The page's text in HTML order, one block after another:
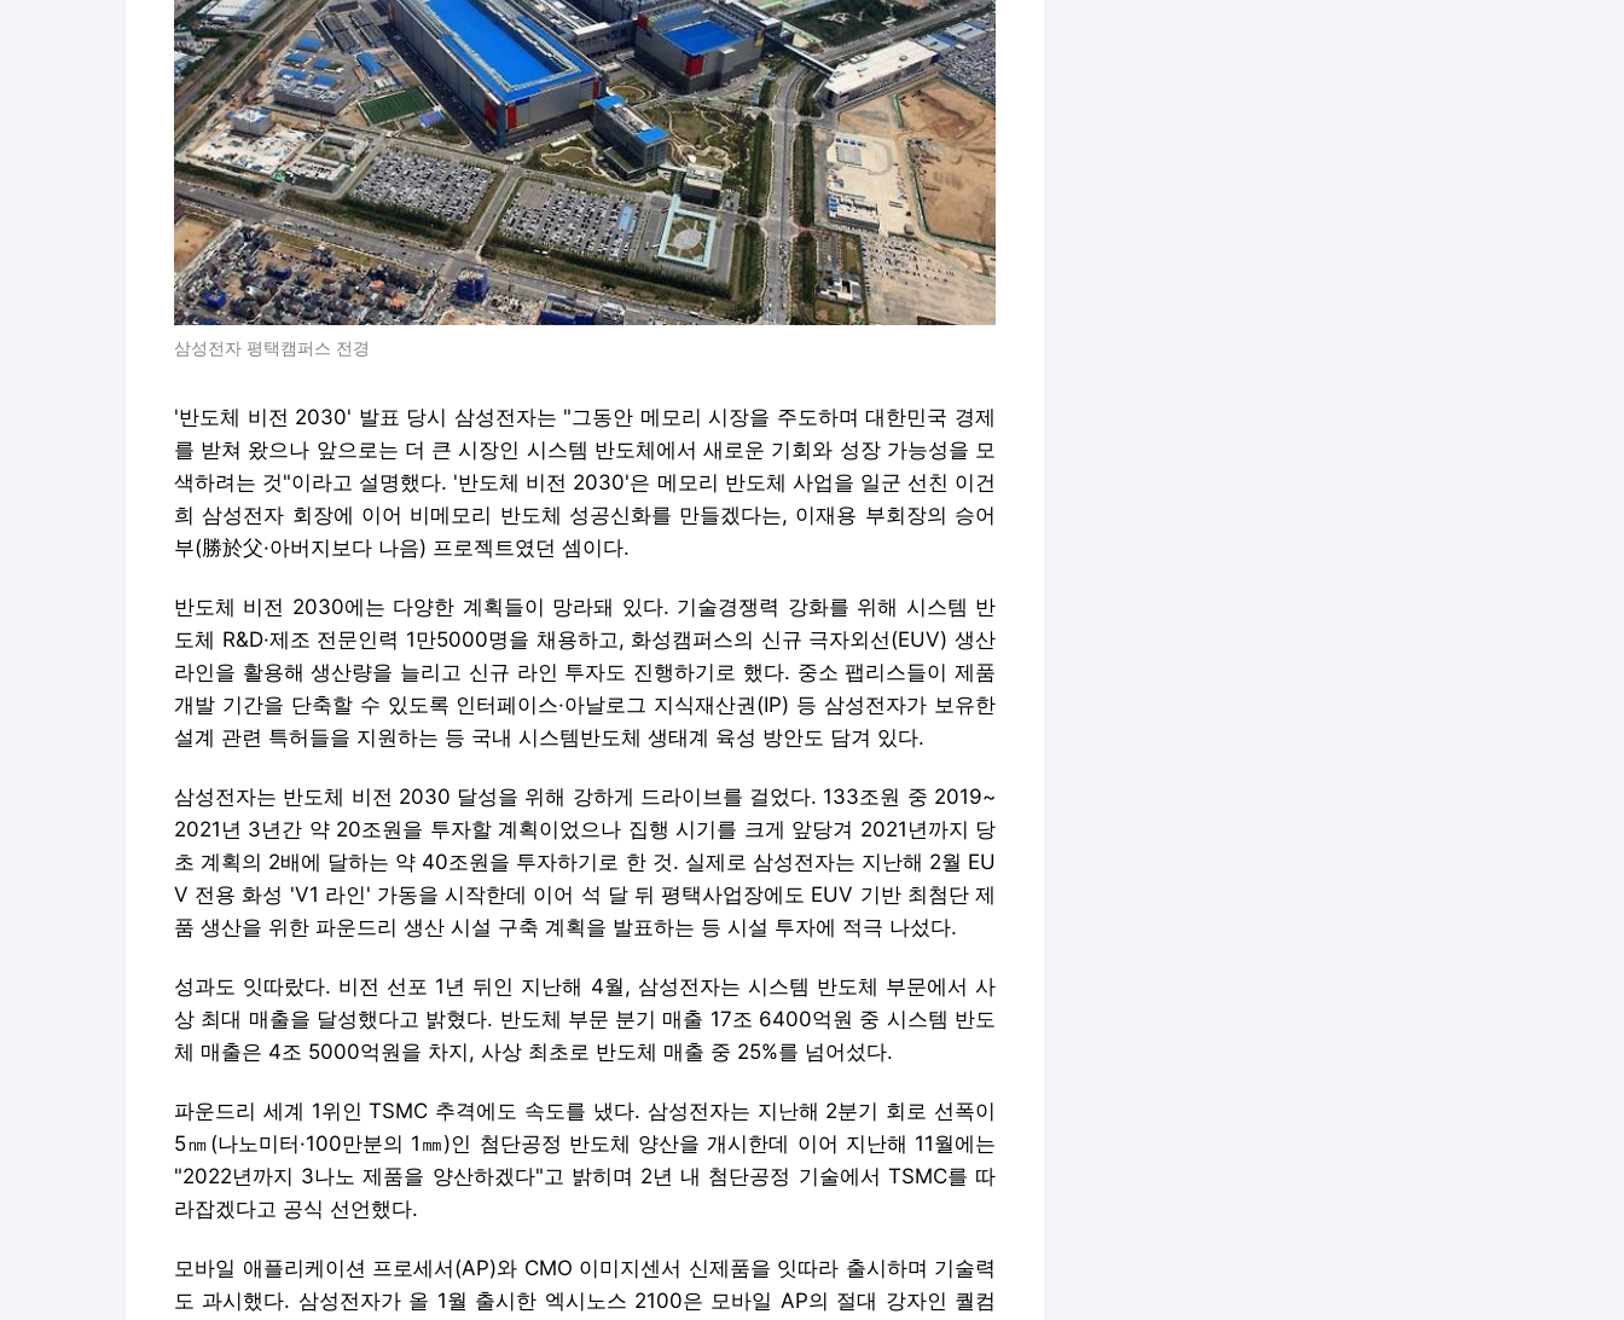
삼성전자 평택캠퍼스 전경
'반도체 비전 2030' 발표 당시 삼성전자는 "그동안 메모리 시장을 주도하며 대한민국 경제
를 받쳐 왔으나 앞으로는 더 큰 시장인 시스템 반도체에서 새로운 기회와 성장 가능성을 모
색하려는 것"이라고 설명했다. '반도체 비전 2030'은 메모리 반도체 사업을 일군 선친 이건
희 삼성전자 회장에 이어 비메모리 반도체 성공신화를 만들겠다는, 이재용 부회장의 승어
부(勝於父·아버지보다 나음) 프로젝트였던 셈이다.
반도체 비전 2030에는 다양한 계획들이 망라돼 있다. 기술경쟁력 강화를 위해 시스템 반
도체 R&D·제조 전문인력 1만5000명을 채용하고, 화성캠퍼스의 신규 극자외선(EUV) 생산
라인을 활용해 생산량을 늘리고 신규 라인 투자도 진행하기로 했다. 중소 팹리스들이 제품
개발 기간을 단축할 수 있도록 인터페이스·아날로그 지식재산권(IP) 등 삼성전자가 보유한
설계 관련 특허들을 지원하는 등 국내 시스템반도체 생태계 육성 방안도 담겨 있다.
삼성전자는 반도체 비전 2030 달성을 위해 강하게 드라이브를 걸었다. 133조원 중 2019~
2021년 3년간 약 20조원을 투자할 계획이었으나 집행 시기를 크게 앞당겨 2021년까지 당
초 계획의 2배에 달하는 약 40조원을 투자하기로 한 것. 실제로 삼성전자는 지난해 2월 EU
V 전용 화성 'V1 라인' 가동을 시작한데 이어 석 달 뒤 평택사업장에도 EUV 기반 최첨단 제
품 생산을 위한 파운드리 생산 시설 구축 계획을 발표하는 등 시설 투자에 적극 나섰다.
성과도 잇따랐다. 비전 선포 1년 뒤인 지난해 4월, 삼성전자는 시스템 반도체 부문에서 사
상 최대 매출을 달성했다고 밝혔다. 반도체 부문 분기 매출 17조 6400억원 중 시스템 반도
체 매출은 4조 5000억원을 차지, 사상 최초로 반도체 매출 중 25%를 넘어섰다.
파운드리 세계 1위인 TSMC 추격에도 속도를 냈다. 삼성전자는 지난해 2분기 회로 선폭이
5㎚(나노미터·100만분의 1㎜)인 첨단공정 반도체 양산을 개시한데 이어 지난해 11월에는
"2022년까지 3나노 제품을 양산하겠다"고 밝히며 2년 내 첨단공정 기술에서 TSMC를 따
라잡겠다고 공식 선언했다.
모바일 애플리케이션 프로세서(AP)와 CMO 이미지센서 신제품을 잇따라 출시하며 기술력
도 과시했다. 삼성전자가 올 1월 출시한 엑시노스 2100은 모바일 AP의 절대 강자인 퀄컴